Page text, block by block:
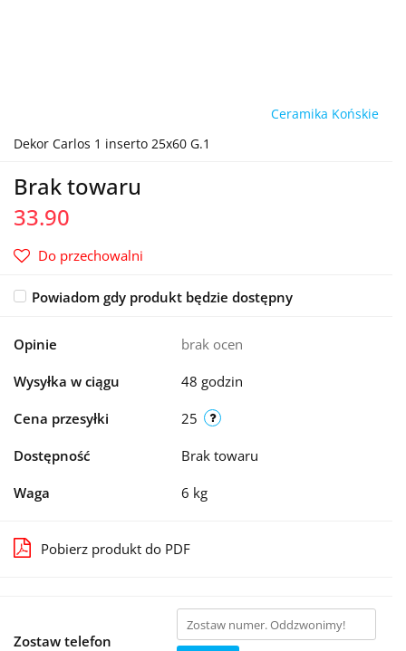
Ceramika Końskie
Dekor Carlos 1 inserto 25x60 G.1
Brak towaru
33.90
Do przechowalni
Powiadom gdy produkt będzie dostępny
Opinie brak ocen
Wysyłka w ciągu 48 godzin
Cena przesyłki 25
Dostępność Brak towaru
Waga 6 kg
Pobierz produkt do PDF
Zostaw telefon